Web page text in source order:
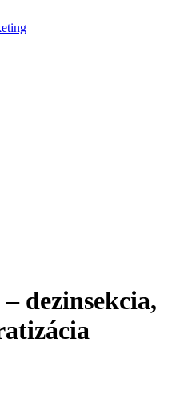
dezinsekcia,